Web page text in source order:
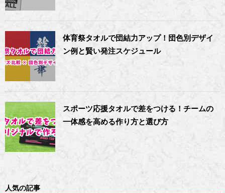
体育祭タオルで団結力アップ！団色別デザイ
ン例と賢い発注スケジュール
スポーツ応援タオルで差をつける！チームの
一体感を高める作り方と選び方
人気の記事